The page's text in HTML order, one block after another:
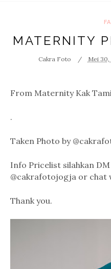
MATERNITY
Cakra Foto Mei 30,
From Maternity Kak
.
Taken Photo by
Info Pricelist silahkan
@cakrafotojogja or chat
Thank you.